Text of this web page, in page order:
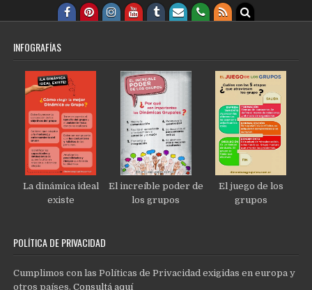
INFOGRAFÍAS
La dinámica ideal
existe
El increíble poder de
los grupos
El juego de los
grupos
POLÍTICA DE PRIVACIDAD
Cumplimos con las Políticas de Privacidad exigidas en europa y
otros países.Consultá aquí